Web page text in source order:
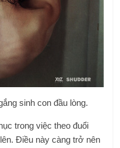
sinh con đầu lòng.
trong việc theo đuổi
Điều này càng trở nên